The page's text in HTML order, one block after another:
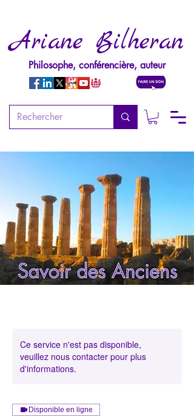
Ariane Bilheran
Philosophe, conférencière, auteur
Ce service n'est pas disponible,
veuillez nous contacter pour plus
d'informations.
Disponible en ligne